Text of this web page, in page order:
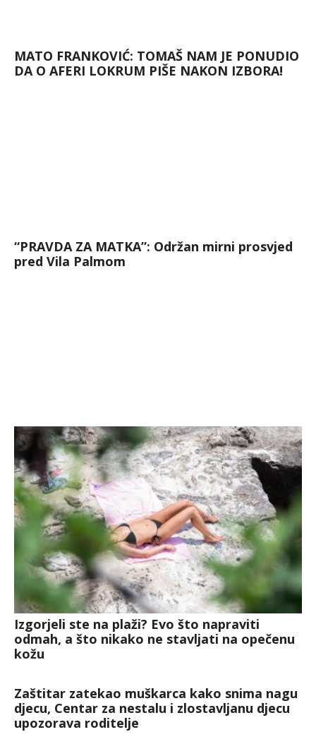
MATO FRANKOVIĆ: TOMAŠ NAM JE PONUDIO
DA O AFERI LOKRUM PIŠE NAKON IZBORA!
“PRAVDA ZA MATKA”: Održan mirni prosvjed
pred Vila Palmom
Izgorjeli ste na plaži? Evo što napraviti
odmah, a što nikako ne stavljati na opečenu
kožu
Zaštitar zatekao muškarca kako snima nagu
djecu, Centar za nestalu i zlostavljanu djecu
upozorava roditelje